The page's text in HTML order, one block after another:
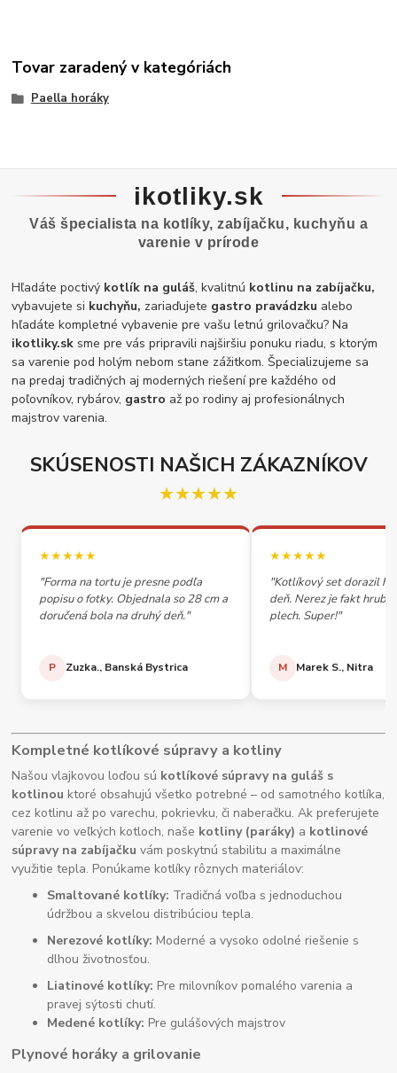
Tovar zaradený v kategóriách
Paella horáky
ikotliky.sk
Váš špecialista na kotlíky, zabíjačku, kuchyňu a
varenie v prírode
Hľadáte poctivý kotlík na guláš, kvalitnú kotlinu na zabíjačku,
vybavujete si kuchyňu, zariaďujete gastro pravádzku alebo
hľadáte kompletné vybavenie pre vašu letnú grilovačku? Na
ikotliky.sk sme pre vás pripravili najširšiu ponuku riadu, s ktorým
sa varenie pod holým nebom stane zážitkom. Špecializujeme sa
na predaj tradičných aj moderných riešení pre každého od
poľovníkov, rybárov, gastro až po rodiny aj profesionálnych
majstrov varenia.
SKÚSENOSTI NAŠICH ZÁKAZNÍKOV
★★★★★
★★★★★
"Forma na tortu je presne podľa
popisu o fotky. Objednala so 28 cm a
doručená bola na druhý deň."
P Zuzka., Banská Bystrica
★★★★★
"Kotlíkový set dorazil
deň. Nerez je fakt
plech. Super!"
M Marek S., Nitra
Kompletné kotlíkové súpravy a kotliny
Našou vlajkovou loďou sú kotlíkové súpravy na guláš s
kotlinou ktoré obsahujú všetko potrebné – od samotného kotlíka,
cez kotlinu až po varechu, pokrievku, či naberačku. Ak preferujete
varenie vo veľkých kotloch, naše kotliny (paráky) a kotlinové
súpravy na zabíjačku vám poskytnú stabilitu a maximálne
využitie tepla. Ponúkame kotlíky rôznych materiálov:
Smaltované kotlíky: Tradičná voľba s jednoduchou
údržbou a skvelou distribúciou tepla.
Nerezové kotlíky: Moderné a vysoko odolné riešenie s
dlhou životnosťou.
Liatinové kotlíky: Pre milovníkov pomalého varenia a
pravej sýtosti chutí.
Medené kotlíky: Pre gulášových majstrov
Plynové horáky a grilovanie